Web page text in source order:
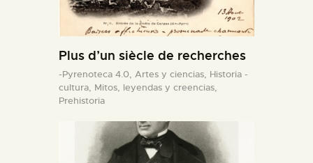
Plus d’un siècle de recherches
-Pyrenoteca 4.0, Artes y ciencias, Historia -
cultura, Mitos, leyendas y creencias,
Prehistoria